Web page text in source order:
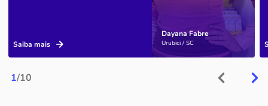
1/10
Dayana Fabre
Urubici / SC
Saiba mais